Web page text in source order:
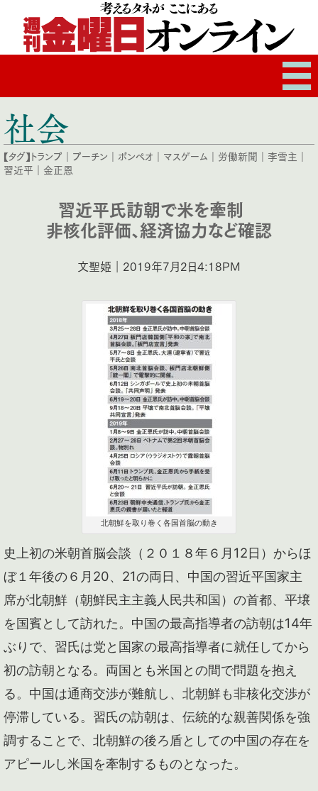
社会
【タグ】トランプ ｜ プーチン ｜ ポンペオ ｜ マスゲーム ｜ 労働新聞 ｜ 李雪主 ｜
習近平 ｜ 金正恩
習近平氏訪朝で米を牽制
非核化評価、経済協力など確認
文聖姫｜2019年7月2日4:18PM
北朝鮮を取り巻く各国首脳の動き
史上初の米朝首脳会談（２０１８年６月12日）からほ
ぼ１年後の６月20、21の両日、中国の習近平国家主
席が北朝鮮（朝鮮民主主義人民共和国）の首都、平壌
を国賓として訪れた。中国の最高指導者の訪朝は14年
ぶりで、習氏は党と国家の最高指導者に就任してから
初の訪朝となる。両国とも米国との間で問題を抱え
る。中国は通商交渉が難航し、北朝鮮も非核化交渉が
停滞している。習氏の訪朝は、伝統的な親善関係を強
調することで、北朝鮮の後ろ盾としての中国の存在を
アピールし米国を牽制するものとなった。